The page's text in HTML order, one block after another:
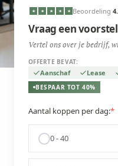
★ ★ ★ ★ ★ Beoordeling
Vraag een
Vertel ons over je bedrijf,
OFFERTE BEVAT:
Aanschaf Lease
BESPAAR TOT 40%
Aantal koppen per dag:*
0 - 40